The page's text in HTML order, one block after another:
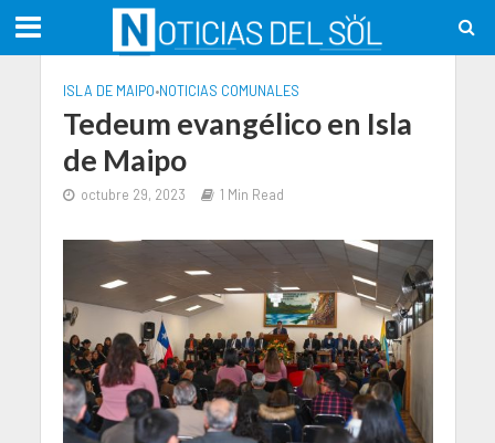
ISLA DE MAIPO•NOTICIAS COMUNALES
Tedeum evangélico en Isla
de Maipo
octubre 29, 2023 1 Min Read